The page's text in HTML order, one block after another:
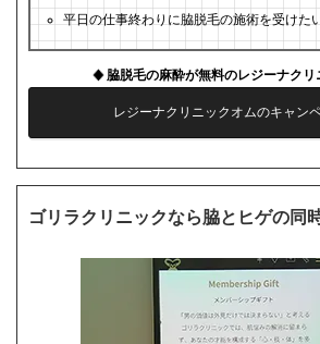
平日の仕事終わりに脇脱毛の施術を受けた
脇脱毛の麻酔が無料のレジーナクリ
レジーナクリニックオムのキャン
ゴリラクリニックなら脇とヒゲの同